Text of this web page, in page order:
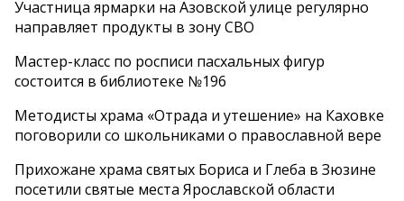
Участница ярмарки на Азовской улице регулярно
направляет продукты в зону СВО
Мастер-класс по росписи пасхальных фигур
состоится в библиотеке №196
Методисты храма «Отрада и утешение» на Каховке
поговорили со школьниками о православной вере
Прихожане храма святых Бориса и Глеба в Зюзине
посетили святые места Ярославской области